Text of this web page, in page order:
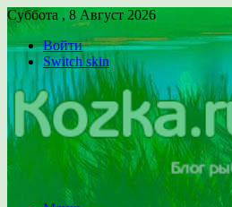
Суббота , 8 Август 2026
Войти
Switch skin